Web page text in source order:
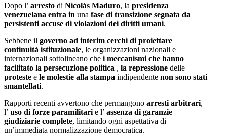
Dopo l’ arresto di Nicolás Maduro, la presidenza
venezuelana entra in una fase di transizione segnata da
persistenti accuse di violazioni dei diritti umani.
Sebbene il governo ad interim cerchi di proiettare
continuità istituzionale, le organizzazioni nazionali e
internazionali sottolineano che i meccanismi che hanno
facilitato la persecuzione politica , la repressione delle
proteste e le molestie alla stampa indipendente non sono stati
smantellati.
Rapporti recenti avvertono che permangono arresti arbitrari,
l’ uso di forze paramilitari e l’ assenza di garanzie
giudiziarie complete, limitando ogni aspettativa di
un’immediata normalizzazione democratica.